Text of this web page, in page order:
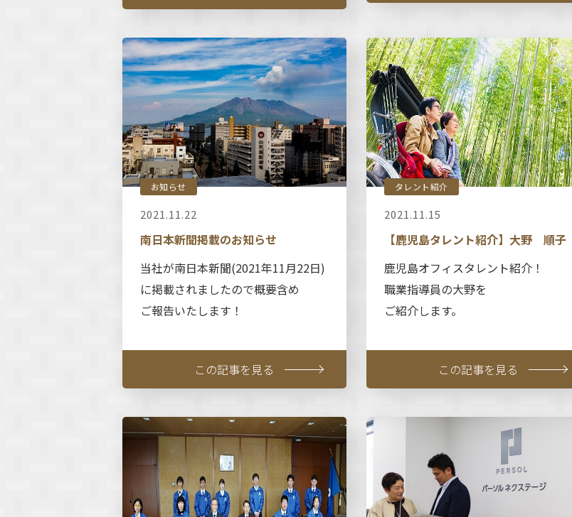
お知らせ
2021.11.22
南日本新聞掲載のお知らせ
当社が南日本新聞(2021年11月22日)
に掲載されましたので概要含め
ご報告いたします！
この記事を見る
タレント紹介
2021.11.15
【鹿児島タレント紹介】大野 順子
鹿児島オフィスタレント紹介！
職業指導員の大野を
ご紹介します。
この記事を見る